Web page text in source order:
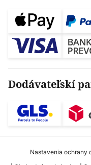
Dodávateľskí
Nastavenia ochrany